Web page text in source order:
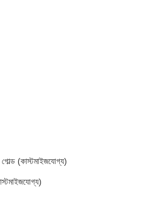
গোল্ড (কাস্টমাইজযোগ্য)